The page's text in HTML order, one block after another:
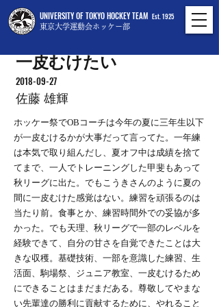
UNIVERSITY OF TOKYO HOCKEY TEAM
東京大学運動会ホッケー部
Est. 1925
一皮むけたい
2018-09-27
佐藤 雄輝
ホッケー祭でOBコーチは今年の夏に三年生以下
が一皮むけるかが大事だって言ってた。一年練
は本気で取り組んだし、夏オフ中は成績を捨て
てまで、一人でトレーニングした甲斐もあって
秋リーグに出た。でもこうきさんのように夏の
間に一皮むけた感覚はない。練習を頑張るのは
当たり前。食事とか、練習時間外での妥協が多
かった。でも天理、秋リーグで一部のレベルを
経験できて、自分の甘さを自覚できたことは大
きな収穫。基礎技術、一部を意識した練習、生
活面、駒場祭、ジュニア教室、一皮むけるため
にできることはまだまだある。尊敬してやまな
い先輩達の勝利に貢献するために、やれること